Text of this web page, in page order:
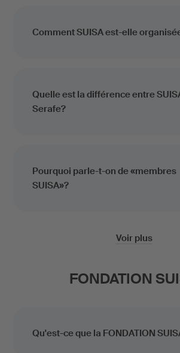
Comment SUISA est-elle
Quelle est la différence entre
Serafe?
Pourquoi parle-t-on de «membres
SUISA»?
Voir plus
FONDATION
Qu'est-ce que la FONDATION